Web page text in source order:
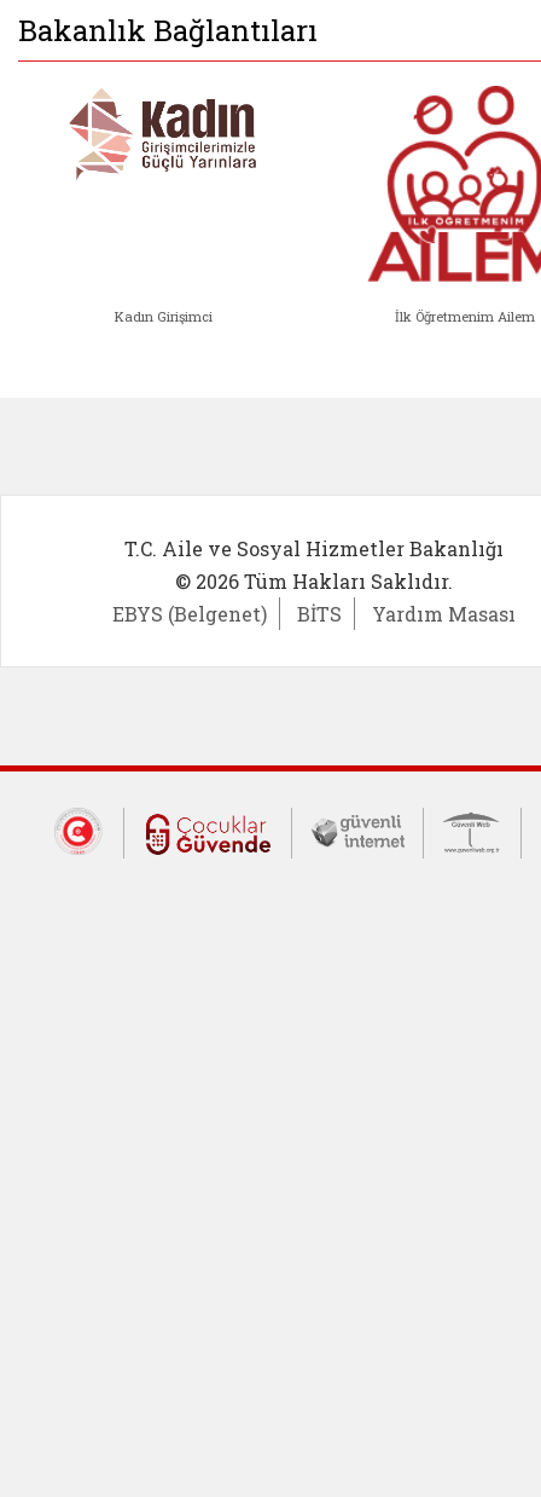
Bakanlık Bağlantıları
Kadın Girişimci İlk Öğretmenim Ailem
T.C. Aile ve Sosyal Hizmetler Bakanlığı
© 2026 Tüm Hakları Saklıdır.
EBYS (Belgenet)
BİTS Yardım Masası
Dış Bağlantılar
Cumhurbaşkanlığı İletişim Merkezi
Çocuklar Güvende (yeni
Güvenli